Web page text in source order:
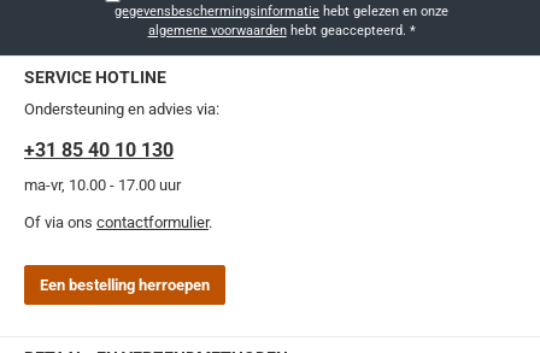
gegevensbeschermingsinformatie
algemene voorwaardenhebt geaccepteerd. *
SERVICE HOTLINE
Ondersteuning en advies via:
+31 85 40 10 130
ma-vr, 10.00 - 17.00 uur
Of via ons contactformulier.
Een bestelling herroepen